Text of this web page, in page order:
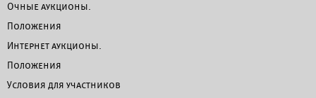
Очные аукционы.
Положения
Интернет аукционы.
Положения
Условия для участников